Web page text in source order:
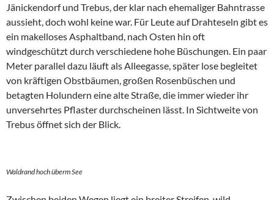
Jänickendorf und Trebus, der klar nach ehemaliger Bahntrasse
aussieht, doch wohl keine war. Für Leute auf Drahteseln gibt es
ein makelloses Asphaltband, nach Osten hin oft
windgeschützt durch verschiedene hohe Büschungen. Ein paar
Meter parallel dazu läuft als Alleegasse, später lose begleitet
von kräftigen Obstbäumen, großen Rosenbüschen und
betagten Holundern eine alte Straße, die immer wieder ihr
unversehrtes Pflaster durchscheinen lässt. In Sichtweite von
Trebus öffnet sich der Blick.
Waldrand hoch überm See